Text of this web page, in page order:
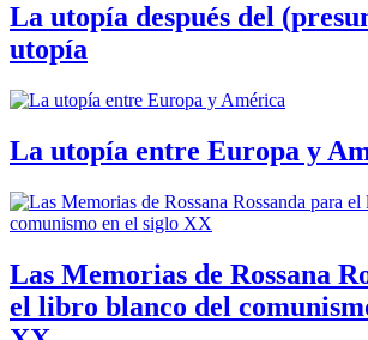
La utopía después del
utopía
La utopía entre Europa y
Las Memorias de Rossana
el libro blanco del